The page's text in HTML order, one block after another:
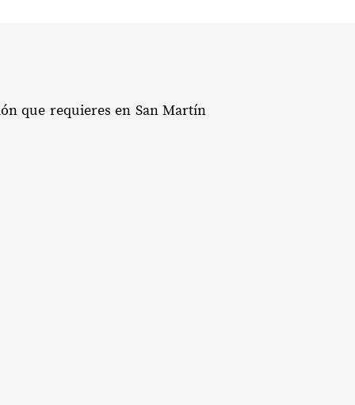
que requieres en San Martín